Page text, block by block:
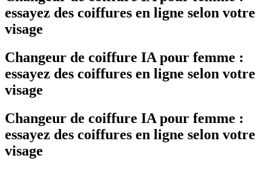
essayez des coiffures en ligne selon votre
visage
Changeur de coiffure IA pour femme :
essayez des coiffures en ligne selon votre
visage
Changeur de coiffure IA pour femme :
essayez des coiffures en ligne selon votre
visage